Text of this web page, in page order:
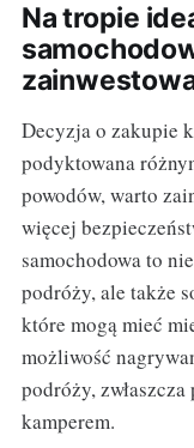
Na tropie
Decyzja o zakupie
podyktowana
powodów, warto
więcej
samochodowa to
podróży, ale także
które mogą mieć
możliwość
podróży,
kamperem.